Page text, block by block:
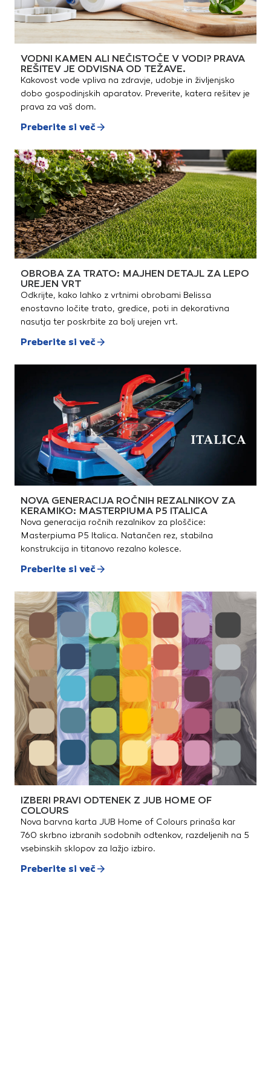
VODNI KAMEN ALI NEČISTOČE V VODI? PRAVA
REŠITEV JE ODVISNA OD TEŽAVE.
Kakovost vode vpliva na zdravje, udobje in življenjsko
dobo gospodinjskih aparatov. Preverite, katera rešitev je
prava za vaš dom.
Preberite si več
OBROBA ZA TRATO: MAJHEN DETAJL ZA LEPO
UREJEN VRT
Odkrijte, kako lahko z vrtnimi obrobami Belissa
enostavno ločite trato, gredice, poti in dekorativna
nasutja ter poskrbite za bolj urejen vrt.
Preberite si več
NOVA GENERACIJA ROČNIH REZALNIKOV ZA
KERAMIKO: MASTERPIUMA P5 ITALICA
Nova generacija ročnih rezalnikov za ploščice:
Masterpiuma P5 Italica. Natančen rez, stabilna
konstrukcija in titanovo rezalno kolesce.
Preberite si več
IZBERI PRAVI ODTENEK Z JUB HOME OF
COLOURS
Nova barvna karta JUB Home of Colours prinaša kar
760 skrbno izbranih sodobnih odtenkov, razdeljenih na 5
vsebinskih sklopov za lažjo izbiro.
Preberite si več